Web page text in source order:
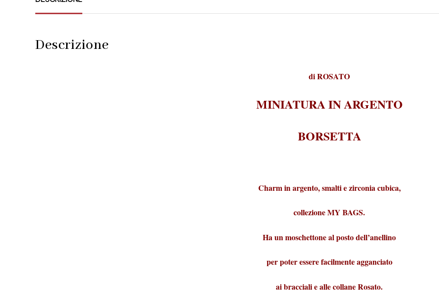
Descrizione
diROSATO
MINIATURA IN ARGENTO
BORSETTA
Charm in argento, smalti e zirconia cubica,
collezione MY BAGS.
Ha un moschettone al posto dell’anellino
per poter essere facilmente agganciato
ai bracciali e alle collane Rosato.